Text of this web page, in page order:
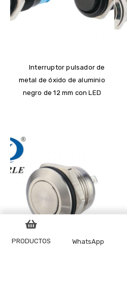
Interruptor pulsador de
metal de óxido de aluminio
negro de 12 mm con LED
PRODUCTOS WhatsApp